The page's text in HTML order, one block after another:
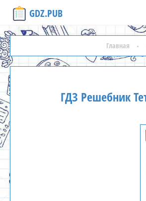
GDZ.PUB
Главная
ГДЗ Решебник